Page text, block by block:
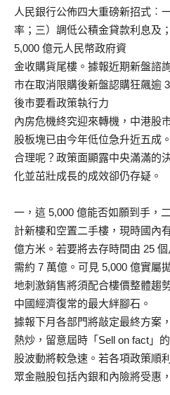
人民銀行公佈四大重磅新招式︰
率；三）調低公積金貸款利息及
5,000 億元人民幣政府資
金收購貨尾樓。據報近期新盤諮
市在取消限購後新盤認購狂飆逾 3
後市要看政策執行力
內房危機終究迎來轉機，中港股
股板塊已由今年低位急升近五成
合理呢？政策面顯露中央滿滿的
化並茁壯成長的成效卻仍存疑。
一，這 5,000 億能否如願到手，
計新樓和空置二手樓，現時國內
億方米。若要將去存時間由 25
需約 7 萬億。可見 5,000 億實屬
地刺激銷售將須配合樓價整體趨
中國經濟復常的最大絆腳石。
據報下月各部門將敲定最終方案
熱炒，留意屆時「Sell on fact」
股波動將較急速。若各項政策順
眾金融股包括內銀和內險將受惠